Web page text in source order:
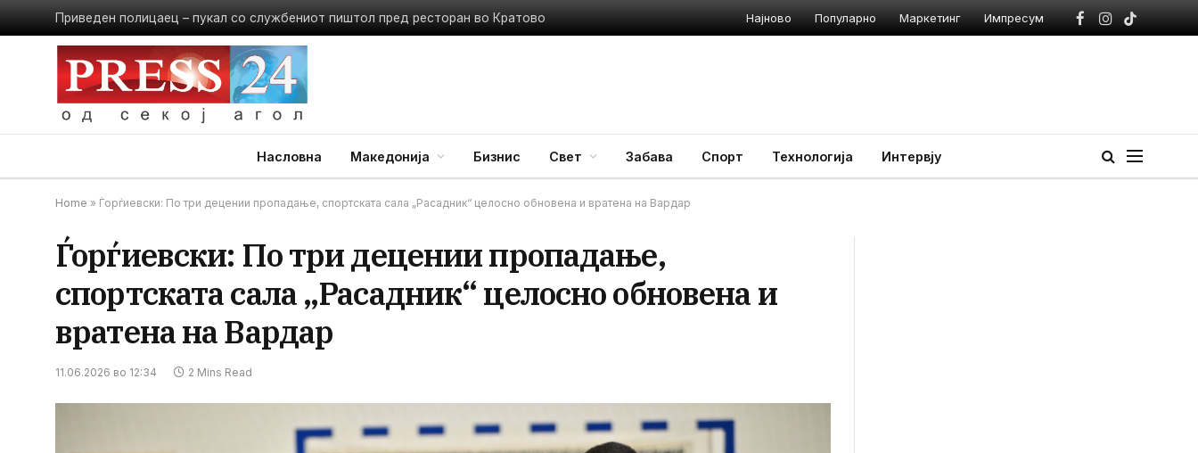
Приведен полицаец – пукал со службениот пиштол пред ресторан во Кратово Најново Популарно Маркетинг Импресум
Facebook
Instagram
TikTok
Насловна Македонија Бизнис Свет Забава Спорт Технологија Интервју
Home » Ѓорѓиевски: По три децении пропадање, спортската сала „Расадник“ целосно обновена и вратена на Вардар
Ѓорѓиевски: По три децении пропадање,
спортската сала „Расадник“ целосно обновена и
вратена на Вардар
11.06.2026 во 12:34 2 Mins Read